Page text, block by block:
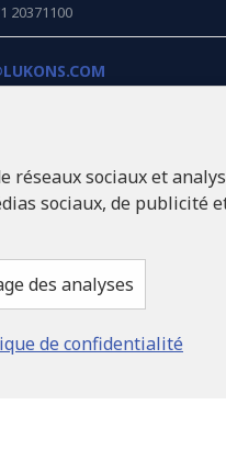
20371100
Sarl
40103717618
de TVA LV40103717618
sociaux et
sociaux, de publicité
des analyses
de confidentialité